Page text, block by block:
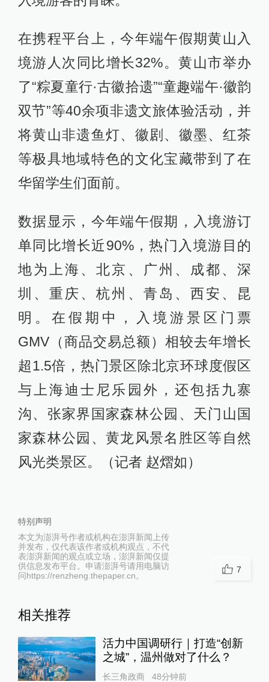
在携程平台上，今年端午假期黄山入
境游人次同比增长32%。黄山市举办
了“粽夏童行·古徽拾遗”“童趣端午·徽韵
双节”等40余项非遗文旅体验活动，并
将黄山非遗鱼灯、徽剧、徽墨、红茶
等极具地域特色的文化宝藏带到了在
华留学生们面前。
数据显示，今年端午假期，入境游订
单同比增长近90%，热门入境游目的
地为上海、北京、广州、成都、深
圳、重庆、杭州、青岛、西安、昆
明。在假期中，入境游景区门票
GMV（商品交易总额）相较去年增长
超1.5倍，热门景区除北京环球度假区
与上海迪士尼乐园外，还包括九寨
沟、张家界国家森林公园、天门山国
家森林公园、黄龙风景名胜区等自然
风光类景区。（记者 赵熠如）
特别声明
本文为澎湃号作者或机构在澎湃新闻上传
并发布，仅代表该作者或机构观点，不代
表澎湃新闻的观点或立场，澎湃新闻仅提
供信息发布平台。申请澎湃号请用电脑访
问https://renzheng.thepaper.cn。
7
相关推荐
活力中国调研行｜打造“创新
之城”，温州做对了什么？
长三角政商 48分钟前